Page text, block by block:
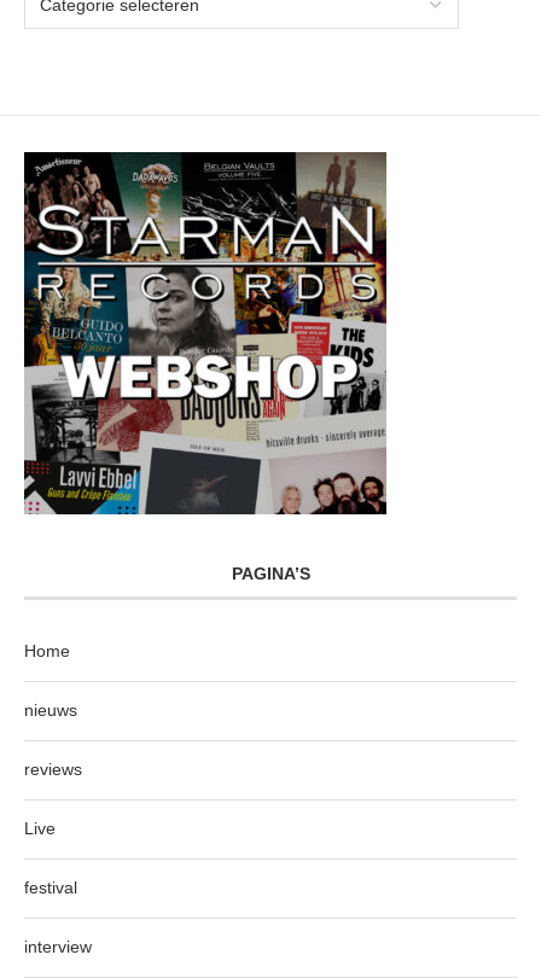
PAGINA’S
Home
nieuws
reviews
Live
festival
interview